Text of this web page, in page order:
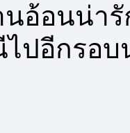
อ้อนน่ารั
ปอีกรอบ